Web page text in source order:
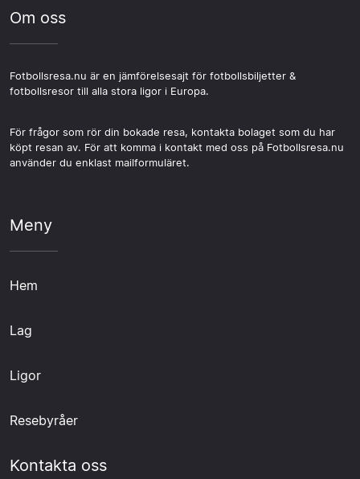
Om oss
Fotbollsresa.nu är en jämförelsesajt för fotbollsbiljetter &
fotbollsresor till alla stora ligor i Europa.
För frågor som rör din bokade resa, kontakta bolaget som du har
köpt resan av. För att komma i kontakt med oss på Fotbollsresa.nu
använder du enklast mailformuläret.
Meny
Hem
Lag
Ligor
Resebyråer
Kontakta oss